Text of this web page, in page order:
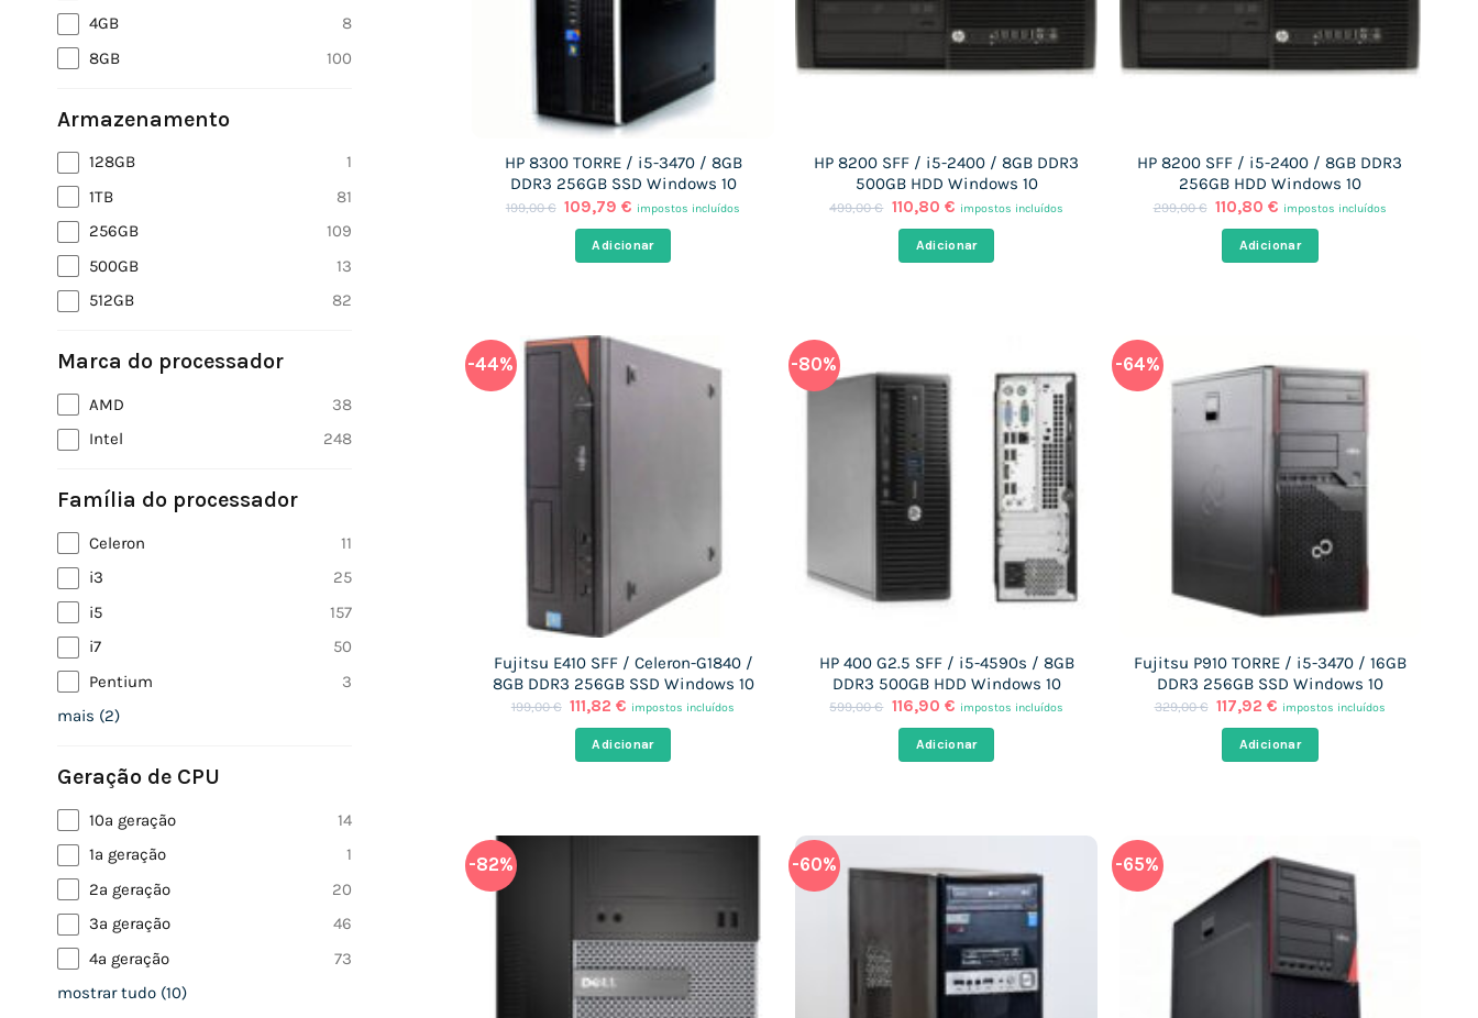
4GB
8
8GB
100
Armazenamento
128GB
1
1TB
81
256GB
109
500GB
13
512GB
82
Marca do processador
AMD
38
Intel
248
Família do processador
Celeron
11
i3
25
i5
157
i7
50
Pentium
3
mais (2)
Geração de CPU
10ª geração
14
1ª geração
1
2ª geração
20
3ª geração
46
4ª geração
73
mostrar tudo (10)
HP 8300 TORRE / i5-3470 / 8GB
DDR3 256GB SSD Windows 10
199,00€ O
original
era:
109,79€ O
preço
atual
é:
impostos incluídos
Adicionar
HP 8200 SFF / i5-2400 / 8GB DDR3
500GB HDD Windows 10
499,00€ O
original
era:
110,80€ O
preço
atual
é:
impostos incluídos
Adicionar
HP 8200 SFF / i5-2400 / 8GB DDR3
256GB HDD Windows 10
299,00€ O
original
era:
110,80€ O
preço
atual
é:
impostos incluídos
Adicionar
-44%
Fujitsu E410 SFF / Celeron-G1840 /
8GB DDR3 256GB SSD Windows 10
199,00€ O
original
era:
111,82€ O
preço
atual
é:
impostos incluídos
Adicionar
-80%
HP 400 G2.5 SFF / i5-4590s / 8GB
DDR3 500GB HDD Windows 10
599,00€ O
original
era:
116,90€ O
preço
atual
é:
impostos incluídos
Adicionar
-64%
Fujitsu P910 TORRE / i5-3470 / 16GB
DDR3 256GB SSD Windows 10
329,00€ O
original
era:
117,92€ O
preço
atual
é:
impostos incluídos
Adicionar
-82% -60% -65%